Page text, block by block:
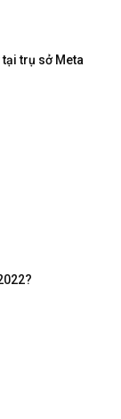
trụ sở Meta